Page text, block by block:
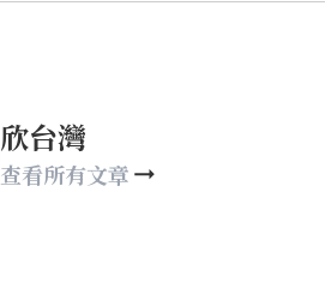
欣台灣
查看所有文章